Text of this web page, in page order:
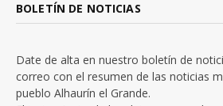
BOLETÍN DE NOTICIAS
Date de alta en nuestro boletín de
correo con el resumen de las noticias
pueblo Alhaurín el Grande.